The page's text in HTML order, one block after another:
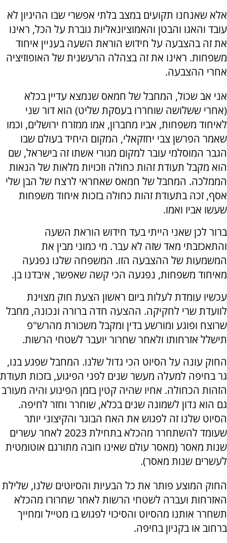
אלא שאנחנו תקועים במצב בלתי אפשרי שבו ההיגיון לא
עובד והאגו והבטן והאמוציונאליות גוברת על הכל, ראינו
את זה בהצבעה על חידוש הוראת השעה בעניין איחוד
משפחות. ראינו את זה בצהלה הרעשנית של האופוזיציה
אחרי ההצבעה.
אני אב שכול, המחבל של חמאס שנמצא עדיין בכלא
(אחרי ששלושה שוחררו בעסקת שליט) הוא דור שני
לאיחוד משפחות, אביו מחברון, אמו ממזרח ירושלים, וכמו
שאמר הפרשן צבי יחזקאלי, המקום היחיד בעולם שבו
הגבר המוסלמי עובר למקום מגורי אשתו זה בישראל, שם
הוא מקבל תעודת זהות כחולה וזכויות מלאות של הנאות
הממלכה. המחבל של חמאס שאחראי לרצח של הבן שלי
אסף, זכה בתעודת זהות כחולה בזכות איחוד משפחות
שעשו אביו ואמו.
ברור לכן שאני הייתי בעד חידוש הוראת השעה
והתאכזבתי מאד שזה לא עבר. מי כמוני מבין את
המשמעות של ההצבעה הזו. המשפחה שלנו נפגעה
מאיחוד משפחות, נפגעה הכי קשה שאפשר, איבדנו בן.
עכשיו עומדת לעלות ביום ראשון הצעת חוק מצוינת
לוועדת שרי לחקיקה. ההצעה חדה ברורה ונכונה, מחבל
שרוצח ופוגע ומורשע בדין ומקבל משכורת מהרש"פ
תישלל אזרחותו ולאחר שחרור יועבר לשטחי הרשות.
החוק עונה על הסיוט הכי גדול שלנו. המחבל שפגע בנו,
גר בחיפה למעלה מעשר שנים לפני הפיגוע, בזכות תעודת
הזהות הכחולה. אחיו שהיה קטין בזמן הפיגוע והיה מעורב
גם הוא נדון לשמונה שנים בכלא, שוחרר וחזר לחיפה.
הסיוט שלנו זה לפגוש את האח הבוגר והקיצוני יותר
שעומד להשתחרר מהכלא בתחילת 2023 לאחר עשרים
שנות מאסר (מאסר עולם שאינו חובה מתורגם אוטומטית
לעשרים שנות מאסר).
החוק המוצע פותר את כל הבעיות והסיוטים שלנו, שלילת
האזרחות ועברה לשטחי הרשות לאחר שחרורו מהכלא
תשחרר אותנו מהסיוט והסיכוי לפגוש בו מטייל ומחייך
ברחוב או בקניון בחיפה.